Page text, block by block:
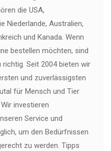
die USA,
Niederlande, Australien,
und Kanada. Wenn
bestellen möchten, sind
richtig. Seit 2004 bieten wir
und zuverlässigsten
für Mensch und Tier
investieren
Service und
um den Bedürfnissen
zu werden. Tipps